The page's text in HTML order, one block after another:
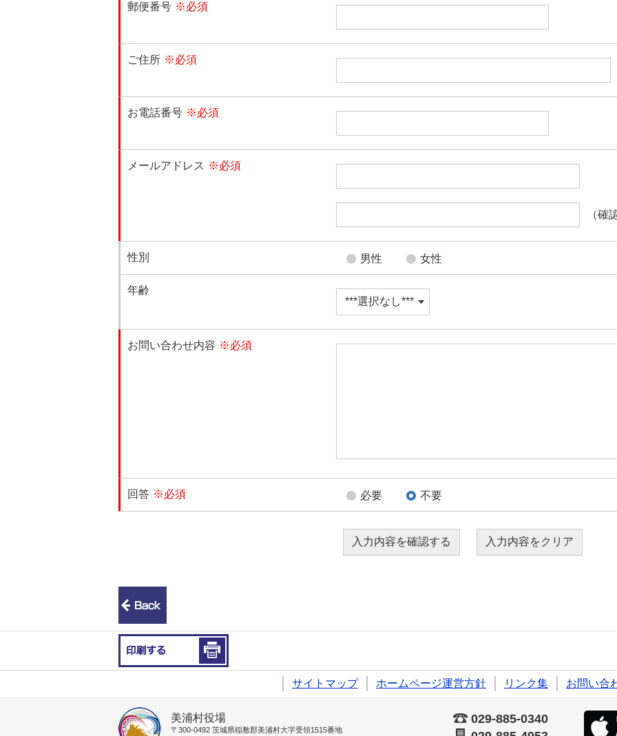
郵便番号 ※必須
ご住所 ※必須
お電話番号 ※必須
メールアドレス ※必須
（確
性別 男性 女性
年齢
お問い合わせ内容 ※必須
回答 ※必須 必要 不要
サイトマップ ホームページ運営方針 リンク集 お問い合
美浦村役場
〒300-0492 茨城県稲敷郡美浦村大字受領1515番地
029-885-0340